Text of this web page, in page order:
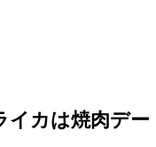
イカは焼肉デ